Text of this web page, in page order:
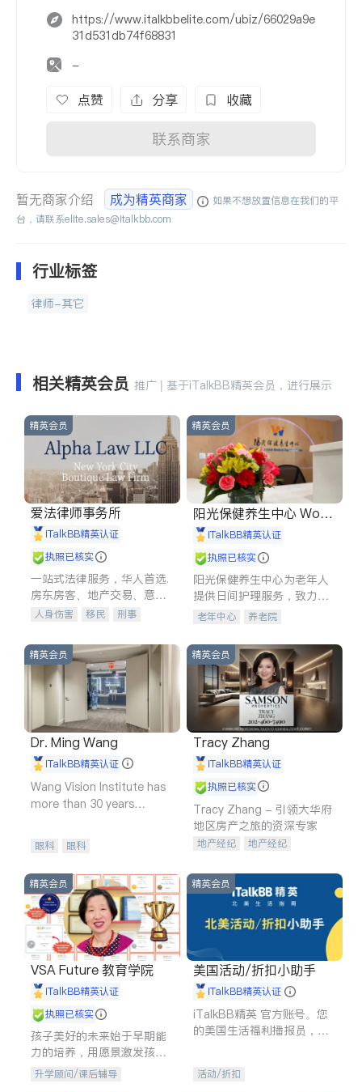
https://www.italkbbelite.com/ubiz/66029a9e
31d531db74f68831
-
点赞 分享 收藏
联系商家
暂无商家介绍 成为精英商家
如果不想放置信息在我们的平
台，请联系elite.sales@italkbb.com
行业标签
律师-其它
相关精英会员 推广 | 基于iTalkBB精英会员，进行展示
精英会员
爱法律师事务所
iTalkBB精英认证
执照已核实
一站式法律服务，华人首选.
房东房客、地产交易、意外
伤害、车祸重伤、商业诉
建筑合同、刑事案件全包办
人身伤害 移民
刑事
信托/遗嘱
商业
商标注册
索赔
律师-其它
精英会员
阳光保健养生中心 World
shine
iTalkBB精英认证
执照已核实
阳光保健养生中心为老年人
提供日间护理服务，致力于
通过持续的护理创新来有效
老年中心 养老院
精英会员
Dr. Ming Wang
iTalkBB精英认证
Wang Vision Institute has
more than 30 years
眼科 眼科
精英会员
Tracy Zhang
iTalkBB精英认证
执照已核实
Tracy Zhang - 引领大华府
地区房产之旅的资深专家
地产经纪
地产经纪
商铺租售
精英会员
VSA Future 教育学院
iTalkBB精英认证
执照已核实
孩子美好的未来始于早期能
力的培养，用愿景激发孩子
的学习潜力和动力。理念：
升学顾问/课后辅导
精英会员
美国活动/折扣小助手
iTalkBB精英认证
iTalkBB精英 官方账号。您
的美国生活福利播报员，精
专属福利。
活动/折扣